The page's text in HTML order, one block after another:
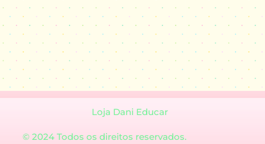
Loja Dani Educar
© 2024 Todos os direitos reservados.